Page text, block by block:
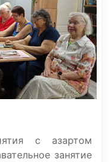
с азартом
занятие